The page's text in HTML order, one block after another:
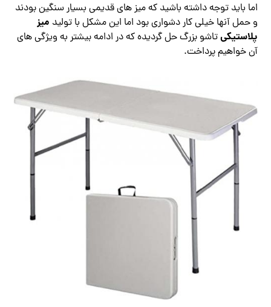
اما باید توجه داشته باشید که میز های قدیمی بسیار سنگین بودند
و حمل آنها خیلی کار دشواری بود اما این مشکل با تولید میز
پلاستیکیتاشو بزرگ حل گردیده که در ادامه بیشتر به ویژگی های
آن خواهیم پرداخت.